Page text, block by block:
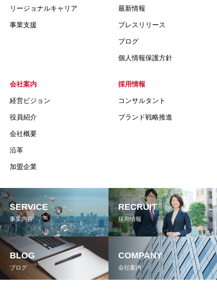
リージョナルキャリア
事業支援
最新情報
プレスリリース
ブログ
個人情報保護方針
会社案内
経営ビジョン
役員紹介
会社概要
沿革
加盟企業
採用情報
コンサルタント
ブランド戦略推進
SERVICE
事業内容
RECRUIT
採用情報
BLOG
ブログ
COMPANY
会社案内